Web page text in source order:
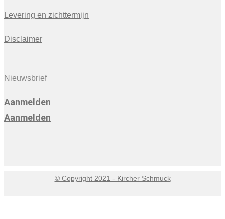
Levering en zichttermijn
Disclaimer
Nieuwsbrief
Aanmelden
Aanmelden
© Copyright 2021 - Kircher Schmuck